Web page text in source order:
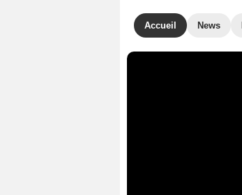
Accueil News